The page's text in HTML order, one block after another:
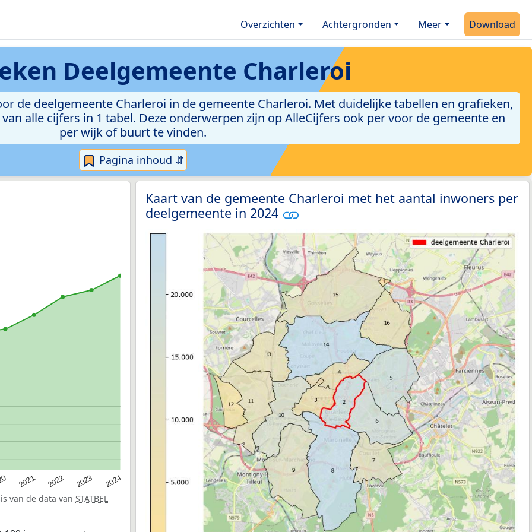
Overzichten Achtergronden Meer Download
Deelgemeente Charleroi
de deelgemeente Charleroi in de gemeente Charleroi. Met duidelijke tabellen en grafieken,
alle cijfers in 1 tabel. Deze onderwerpen zijn op AlleCijfers ook per voor de gemeente en
per wijk of buurt te vinden.
Pagina inhoud ⇵
2021 2022 2023 2024
van de data van STATBEL
Kaart van de gemeente Charleroi met het aantal inwoners per
deelgemeente in 2024